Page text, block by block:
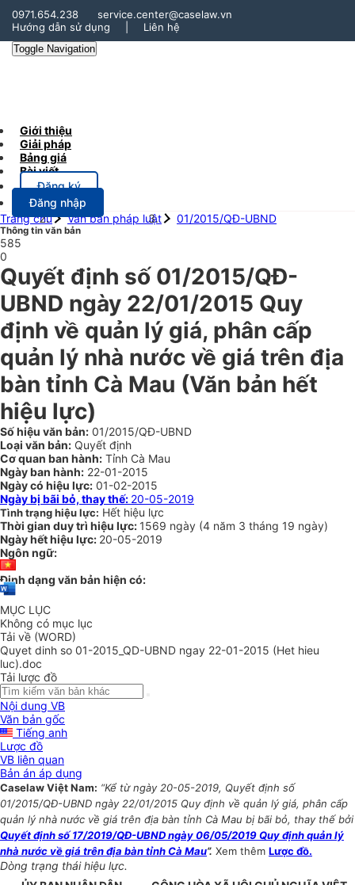
0971.654.238
service.center@caselaw.vn
Hướng dẫn sử dụng
Liên hệ
Toggle Navigation
Giới thiệu
Giải pháp
Bảng giá
Bài viết
Đăng ký
Đăng nhập
Trang chủ
Văn bản pháp luật 01/2015/QĐ-UBND
Thông tin văn bản
585
0
Quyết định số 01/2015/QĐ-
UBND ngày 22/01/2015 Quy
định về quản lý giá, phân cấp
quản lý nhà nước về giá trên địa
bàn tỉnh Cà Mau (Văn bản hết
hiệu lực)
Số hiệu văn bản: 01/2015/QĐ-UBND
Loại văn bản: Quyết định
Cơ quan ban hành: Tỉnh Cà Mau
Ngày ban hành: 22-01-2015
Ngày có hiệu lực: 01-02-2015
Ngày bị bãi bỏ, thay thế: 20-05-2019
Tình trạng hiệu lực: Hết hiệu lực
Thời gian duy trì hiệu lực: 1569 ngày (4 năm 3 tháng 19 ngày)
Ngày hết hiệu lực: 20-05-2019
Ngôn ngữ:
Định dạng văn bản hiện có:
MỤC LỤC
Không có mục lục
Tải về (WORD)
Quyet dinh so 01-2015_QD-UBND ngay 22-01-2015 (Het hieu
luc).doc
Tải lược đồ
Nội dung VB
Văn bản gốc
Tiếng anh
Lược đồ
VB liên quan
Bản án áp dụng
Caselaw Việt Nam: “Kể từ ngày 20-05-2019, Quyết định số
01/2015/QĐ-UBND ngày 22/01/2015 Quy định về quản lý giá, phân cấp
quản lý nhà nước về giá trên địa bàn tỉnh Cà Mau bị bãi bỏ, thay thế bởi
Quyết định số 17/2019/QĐ-UBND ngày 06/05/2019 Quy định quản lý
nhà nước về giá trên địa bàn tỉnh Cà Mau”. Xem thêm Lược đồ.
Dòng trạng thái hiệu lực.